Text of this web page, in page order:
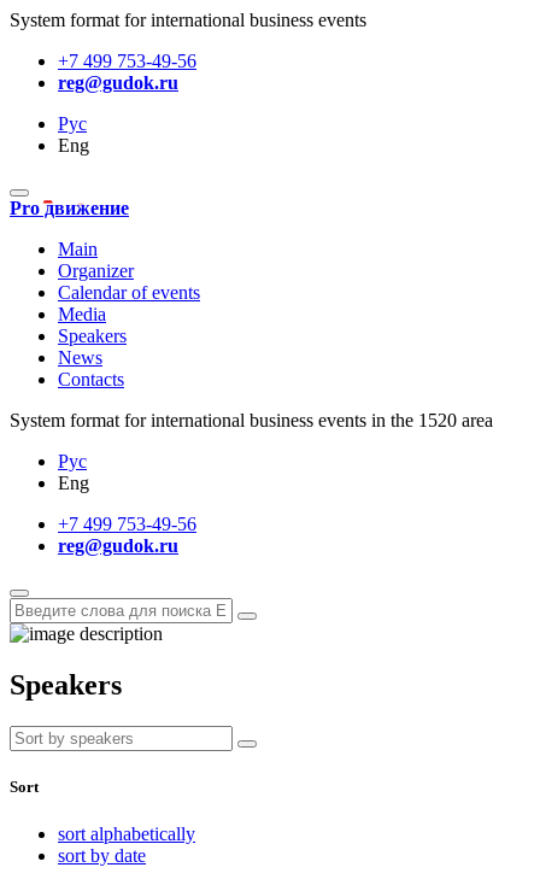
System format for international business events
+7 499 753-49-56
reg@gudok.ru
Рус
Eng
Pro движение
Main
Organizer
Calendar of events
Media
Speakers
News
Contacts
System format for international business events in the 1520 area
Рус
Eng
+7 499 753-49-56
reg@gudok.ru
Speakers
Sort
sort alphabetically
sort by date